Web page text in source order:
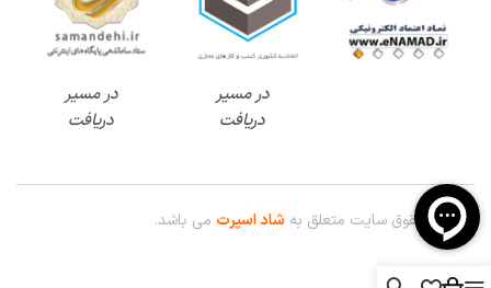
در مسیر
دریافت
در مسیر
دریافت
© کلیه حقوق سایت متعلق به شاد اسپرت می باشد.